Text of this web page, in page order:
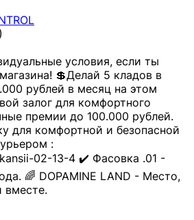
условия, если ты
💲Делай 5 кладов в
рублей в месяц на этом
залог для комфортного
премии до 100.000 рублей.
для комфортной и безопасной
:
02-13-4 ✔️ Фасовка .01 -
🌈 DOPAMINE LAND - Место,
вместе.